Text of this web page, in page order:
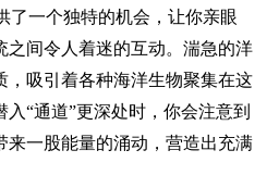
了一个独特的机会，让你亲眼
之间令人着迷的互动。湍急的洋
，吸引着各种海洋生物聚集在这
“通道”更深处时，你会注意到
来一股能量的涌动，营造出充满